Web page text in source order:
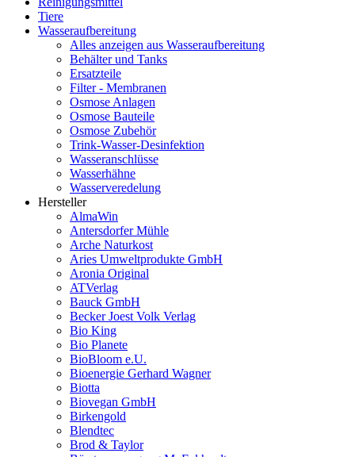
Tiere
Wasseraufbereitung
Alles anzeigen aus Wasseraufbereitung
Behälter und Tanks
Ersatzteile
Filter - Membranen
Osmose Anlagen
Osmose Bauteile
Osmose Zubehör
Trink-Wasser-Desinfektion
Wasseranschlüsse
Wasserhähne
Wasserveredelung
Hersteller
AlmaWin
Antersdorfer Mühle
Arche Naturkost
Aries Umweltprodukte GmbH
Aronia Original
ATVerlag
Bauck GmbH
Becker Joest Volk Verlag
Bio King
Bio Planete
BioBloom e.U.
Bioenergie Gerhard Wagner
Biotta
Biovegan GmbH
Birkengold
Blendtec
Brod & Taylor